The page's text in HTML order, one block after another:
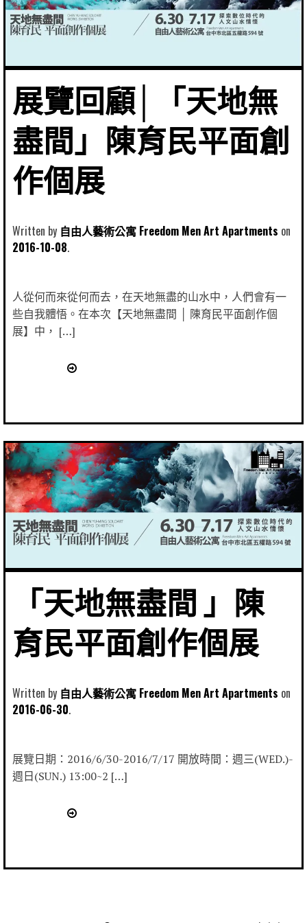
展覽回顧│「天地無
盡間」陳育民平面創
作個展
Written by 自由人藝術公寓 Freedom Men Art Apartments
2016-10-08
人從何而來從何而去，在天地無盡的山水中，人們會有一
些自我體悟。在本次【天地無盡間 │ 陳育民平面創作個
展】中， […]
「天地無盡間 」陳
育民平面創作個展
Written by 自由人藝術公寓 Freedom Men Art Apartments
2016-06-30
展覽日期：2016/6/30-2016/7/17 開放時間：週三(WED.)-
週日(SUN.) 13:00~2 […]